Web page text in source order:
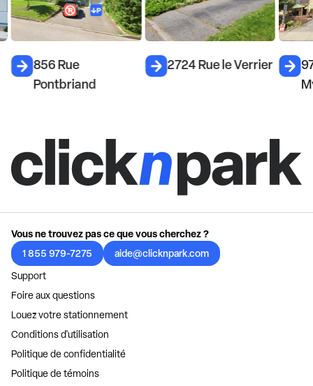
856 Rue
Pontbriand
2724 Rue le Verrier
Vous ne trouvez pas ce que vous cherchez ?
1 855 979-7275
aide@clicknpark.com
Support
Foire aux questions
Louez votre stationnement
Conditions d'utilisation
Politique de confidentialité
Politique de témoins